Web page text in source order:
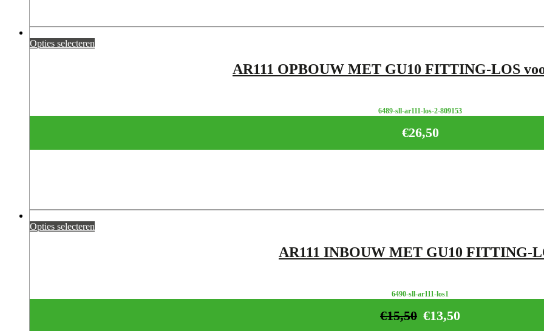
Opties selecteren
AR111 OPBOUW MET GU10 FITTING-LOS
6489-sll-ar111-los-2-809153
€26,50
Opties selecteren
AR111 INBOUW MET GU10 FITTING-
6490-sll-ar111-los1
€13,50
€15,50